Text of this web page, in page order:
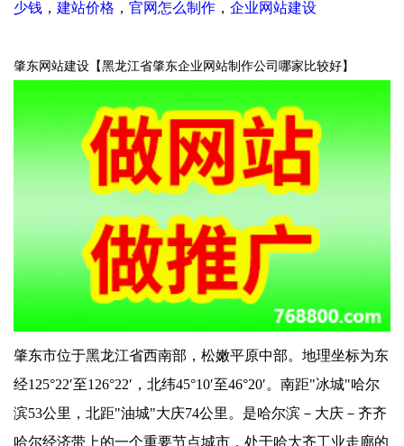
少钱 ， 建站价格 ， 官网怎么制作 ， 企业网站建设
肇东网站建设【黑龙江省肇东企业网站制作公司哪家比较好】
肇东市位于黑龙江省西南部，松嫩平原中部。地理坐标为东
经125°22′至126°22′，北纬45°10′至46°20′。南距"冰城"哈尔
滨53公里，北距"油城"大庆74公里。是哈尔滨－大庆－齐齐
哈尔经济带上的一个重要节点城市，处于哈大齐工业走廊的